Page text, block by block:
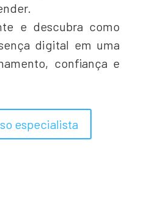
e descubra como
digital em uma
confiança e
especialista